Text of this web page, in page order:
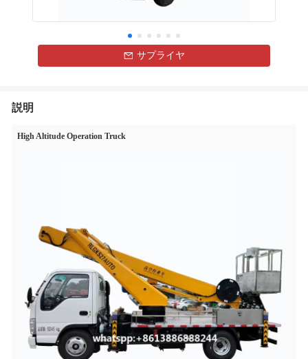
サプライヤ
説明
High Altitude Operation Truck